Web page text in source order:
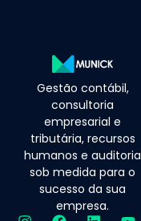
Gestão contábil,
consultoria
empresarial e
tributária, recursos
humanos e auditoria
sob medida para o
sucesso da sua
empresa.